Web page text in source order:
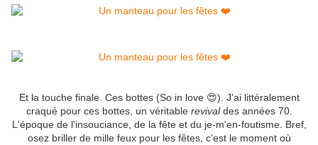
Et la touche finale. Ces bottes (So in love 😍). J'ai littéralement
craqué pour ces bottes, un véritable revivaldes années 70.
L'époque de l'insouciance, de la fête et du je-m'en-foutisme. Bref,
osez briller de mille feux pour les fêtes, c'est le moment où